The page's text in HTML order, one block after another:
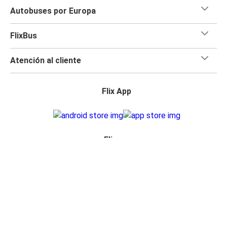
Autobuses por Europa
FlixBus
Atención al cliente
Flix App
Flix en: